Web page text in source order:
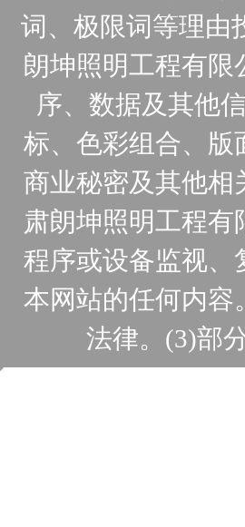
词、极限词等理由
朗坤照明工程有限
序、数据及其他
标、色彩组合、版
商业秘密及其他相
肃朗坤照明工程
程序或设备监视、
本网站的任何内容
法律。(3)部